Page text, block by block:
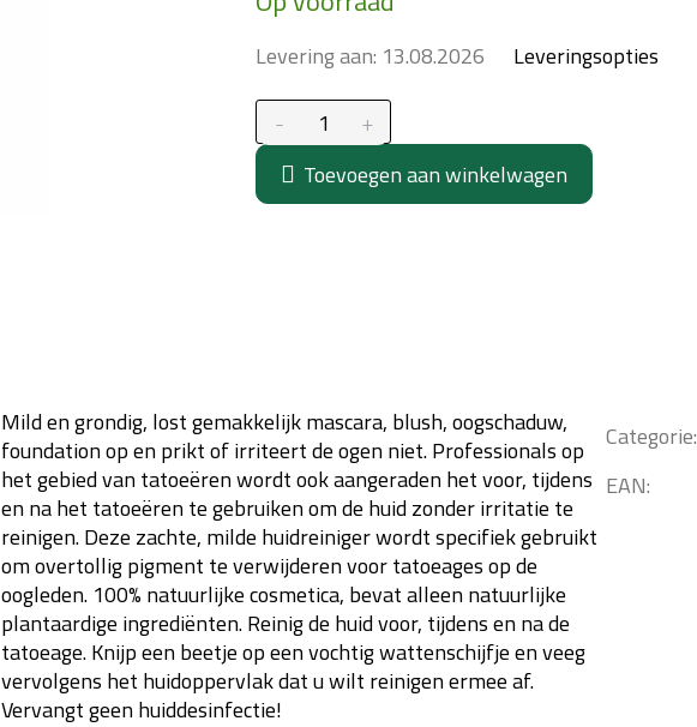
Levering aan: 13.08.2026 Leveringsopties
Toevoegen aan winkelwagen
Mild en grondig, lost gemakkelijk mascara, blush, oogschaduw,
foundation op en prikt of irriteert de ogen niet.Professionals op
het gebied van tatoeëren wordt ook aangeraden het voor, tijdens
en na het tatoeëren te gebruiken om de huid zonder irritatie te
reinigen.Deze zachte, milde huidreiniger wordt specifiek gebruikt
om overtollig pigment te verwijderen voor tatoeages op de
oogleden. 100% natuurlijke cosmetica, bevat alleen natuurlijke
plantaardige ingrediënten.Reinig de huid voor, tijdens en na de
tatoeage.Knijp een beetje op een vochtig wattenschijfje en veeg
vervolgens het huidoppervlak dat u wilt reinigen ermee af.
Vervangt geen huiddesinfectie!
Categorie:
EAN: